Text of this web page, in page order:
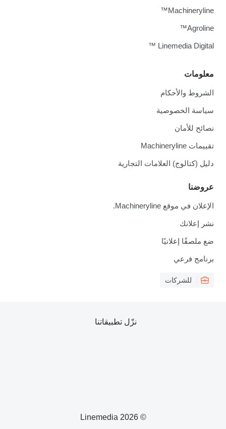
معلومات
الشروط والأحكام
سياسة الخصوصية
نصائح للأمان
تقييمات Machineryline
دليل (كتالوج) العلامات التجارية
عروضنا
الإعلان في موقع Machineryline.
نشر إعلانك
ضع ملصقًا إعلانيًا
برنامج فرعي
للشركات
Machineryline™
Agroline™
Linemedia Digital ™
© 2026 Linemedia
نزّل تطبيقاتنا